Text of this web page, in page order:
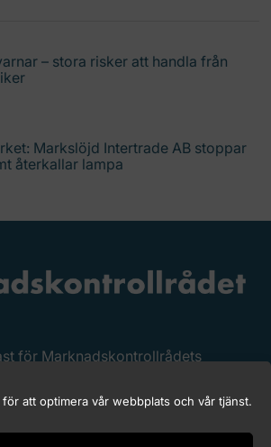
att optimera vår webbplats och vår tjänst.
– stora risker att handla från
Markslöjd Intertrade AB stoppar
återkallar lampa
för Marknadskontrollrådets